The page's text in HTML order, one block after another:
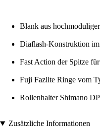
Blank aus
Diaflash-Konstruktion
Fast Action der Spitze
Fuji Fazlite Ringe vom
Rollenhalter Shimano
Zusätzliche Informationen